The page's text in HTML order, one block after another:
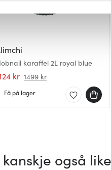
annonser et personlig preg,
av tjenestene deres.
karaffel 2L royal blue
kr 1499 kr
Få på lager
kanskje også